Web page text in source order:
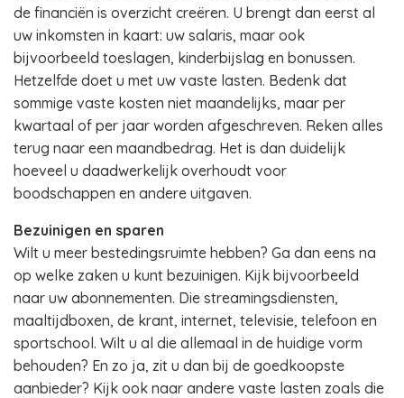
de financiën is overzicht creëren. U brengt dan eerst al
uw inkomsten in kaart: uw salaris, maar ook
bijvoorbeeld toeslagen, kinderbijslag en bonussen.
Hetzelfde doet u met uw vaste lasten. Bedenk dat
sommige vaste kosten niet maandelijks, maar per
kwartaal of per jaar worden afgeschreven. Reken alles
terug naar een maandbedrag. Het is dan duidelijk
hoeveel u daadwerkelijk overhoudt voor
boodschappen en andere uitgaven.
Bezuinigen en sparen
Wilt u meer bestedingsruimte hebben? Ga dan eens na
op welke zaken u kunt bezuinigen. Kijk bijvoorbeeld
naar uw abonnementen. Die streamingsdiensten,
maaltijdboxen, de krant, internet, televisie, telefoon en
sportschool. Wilt u al die allemaal in de huidige vorm
behouden? En zo ja, zit u dan bij de goedkoopste
aanbieder? Kijk ook naar andere vaste lasten zoals die